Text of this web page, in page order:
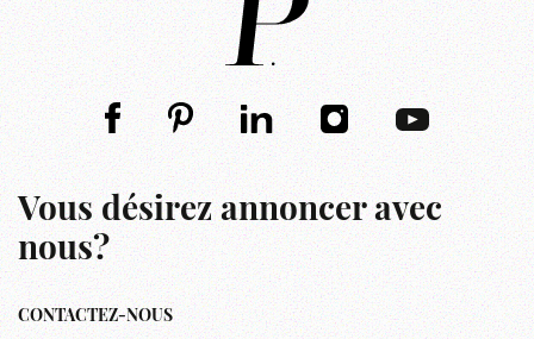
Vous désirez annoncer avec
nous?
CONTACTEZ-NOUS